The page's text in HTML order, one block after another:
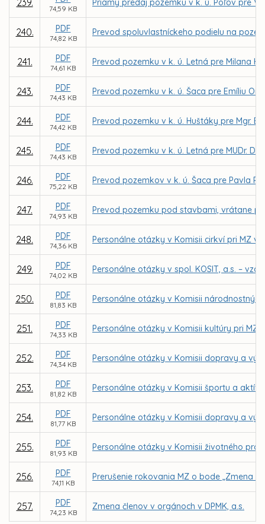
74,59 KB
Priamy predaj pozemku v k. ú. Poľov pre
240. PDF
74,82 KB
Prevod spoluvlastníckeho podielu na
241. PDF
74,61 KB
Prevod pozemku v k. ú. Letná pre Milana
243. PDF
74,43 KB
Prevod pozemku v k. ú. Šaca pre Emíliu
244. PDF
74,42 KB
Prevod pozemku v k. ú. Huštáky pre Mgr.
245. PDF
74,43 KB
Prevod pozemku v k. ú. Letná pre MUDr.
246. PDF
75,22 KB
Prevod pozemkov v k. ú. Šaca pre Pavla
247. PDF
74,93 KB
Prevod pozemku pod stavbami, vrátane
248. PDF
74,36 KB
Personálne otázky v Komisii cirkví pri MZ v
249. PDF
74,02 KB
Personálne otázky v spol. KOSIT, a.s. –
250. PDF
81,83 KB
Personálne otázky v Komisii
251. PDF
74,33 KB
Personálne otázky v Komisii kultúry pri MZ
252. PDF
74,34 KB
Personálne otázky v Komisii dopravy a
253. PDF
81,82 KB
Personálne otázky v Komisii športu a
254. PDF
81,77 KB
Personálne otázky v Komisii dopravy a
255. PDF
81,93 KB
Personálne otázky v Komisii životného
256. PDF
74,11 KB
Prerušenie rokovania MZ o bode „Zmena
257. PDF
74,23 KB
Zmena členov v orgánoch v DPMK, a.s.